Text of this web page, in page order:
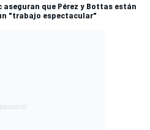
aseguran que Pérez y Bottas están
"trabajo espectacular"